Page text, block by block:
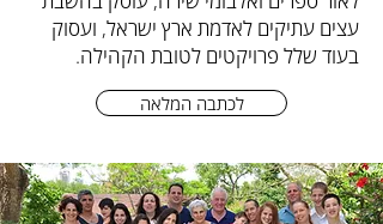
עצים עתיקים לאדמת ארץ ישראל, ועסוק
בעוד שלל פרויקטים לטובת הקהילה.
לכתבה המלאה